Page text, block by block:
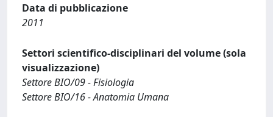
Data di pubblicazione
2011
Settori scientifico-disciplinari del volume (sola
visualizzazione)
Settore BIO/09 - Fisiologia
Settore BIO/16 - Anatomia Umana